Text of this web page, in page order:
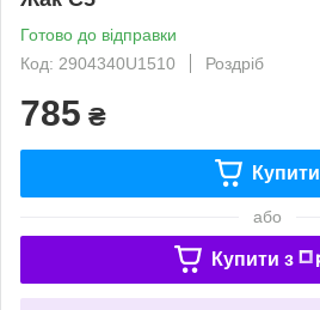
Готово до відправки
Код: 2904340U1510
Роздріб
785 ₴
Купити
або
Купити з